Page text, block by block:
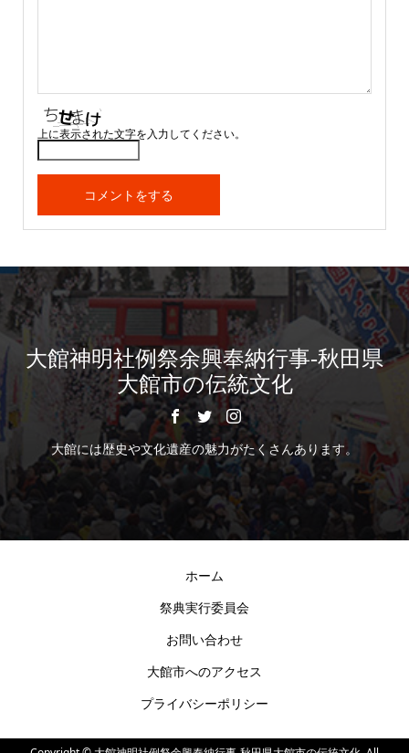
上に表示された文字を入力してください。
大館神明社例祭余興奉納行事-秋田県
大館市の伝統文化
大館には歴史や文化遺産の魅力がたくさんあります。
ホーム
祭典実行委員会
お問い合わせ
大館市へのアクセス
プライバシーポリシー